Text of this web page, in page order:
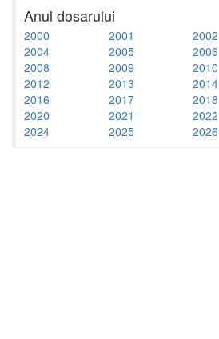
Anul dosarului
2000 2001 2002
2004
2005 2006
2008
2009 2010
2012
2013 2014
2016
2017 2018
2020
2021 2022
2024
2025 2026